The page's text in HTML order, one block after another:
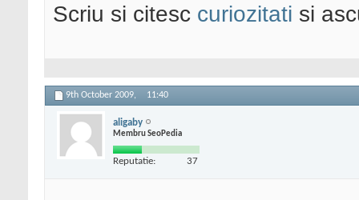
Scriu si citesc curiozitati si
9th October 2009, 11:40
aligaby
Membru SeoPedia
Reputatie: 37